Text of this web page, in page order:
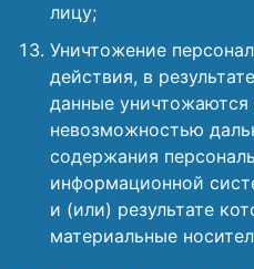
лицу;
Уничтожение
действия, в
данные уничтожаются
невозможностью
содержания
информационной
и (или) результате
материальные